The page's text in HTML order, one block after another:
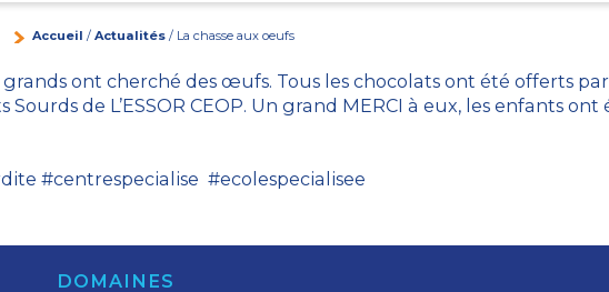
Accueil / Actualités / La chasse aux oeufs
grands ont cherché des œufs. Tous les chocolats ont été offerts par
Sourds de L’ESSOR CEOP. Un grand MERCI à eux, les enfants ont
#centrespecialise #ecolespecialisee
DOMAINES